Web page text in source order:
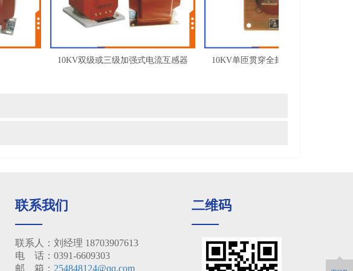
10KV双级或三级加强式电流互感器 10KV单匝贯穿全封闭式电流互感器
联系我们
联系人：刘经理 18703907613
电 话：0391-6609303
邮 箱： 254848124@qq.com
二维码